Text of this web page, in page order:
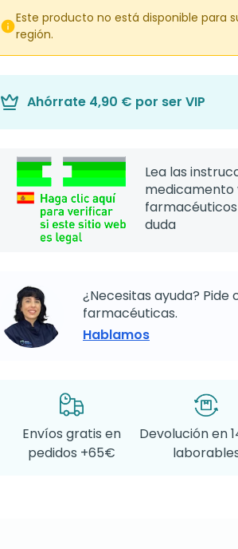

Este producto no está disponible para
región.
Ahórrate 4,90 € por ser VIP
Lea las
medicamento
duda
¿Necesitas ayuda? Pide
farmacéuticas.
Hablamos
Envíos gratis en
pedidos +65€
Devolución en